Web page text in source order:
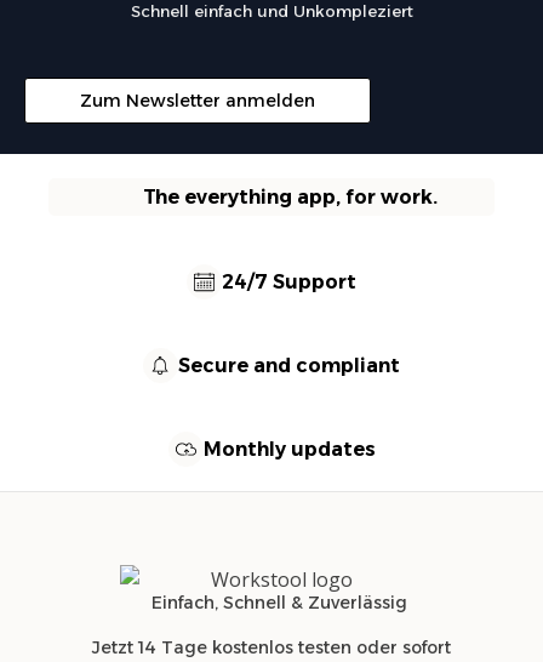
Schnell einfach und Unkompleziert
Zum Newsletter anmelden
The everything app, for work.
24/7 Support
Secure and compliant
Monthly updates
Einfach, Schnell & Zuverlässig
Jetzt 14 Tage kostenlos testen oder sofort